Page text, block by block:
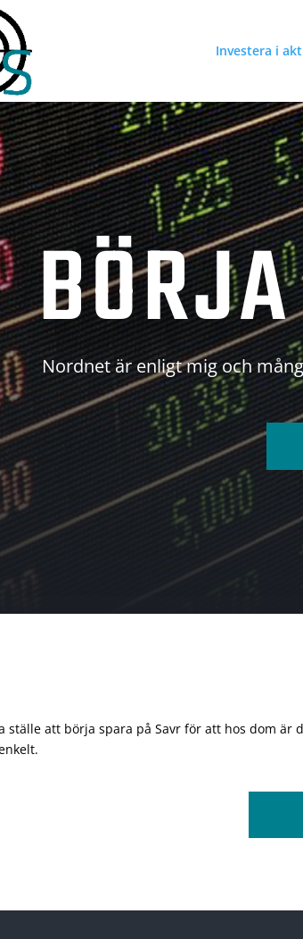
Investera i
Nordnet är enligt mig och
ställe att börja spara på Savr för att hos dom